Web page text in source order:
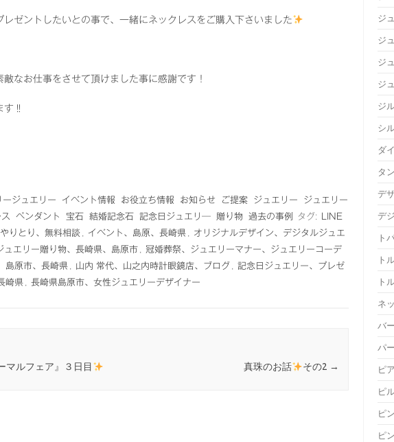
レゼントしたいとの事で、一緒にネックレスをご購入下さいました
なお仕事をさせて頂けました事に感謝です！
す‼
ージュエリー イベント情報 お役立ち情報 お知らせ ご提案 ジュエリー
ジュエリー
ペンダント 宝石 結婚記念石 記念日ジュエリ― 贈り物 過去の事例 タグ:
LINE
りとり、無料相談
イベント、島原、長崎県
オリジナルデザイン、デジタルジュエ
ュエリー贈り物、長崎県、島原市
冠婚葬祭、ジュエリーマナー、ジュエリーコーデ
島原市、長崎県
山内 常代、山之内時計眼鏡店、ブログ
記念日ジュエリー、プレゼ
崎県
長崎県島原市、女性ジュエリーデザイナー
マルフェア』３日目 真珠のお話 その2 →
ジ
ジ
ジ
ジ
ジ
シ
ダ
タ
デ
デ
ト
ト
ト
ネ
バ
パ
ピ
ピ
ピ
ピ